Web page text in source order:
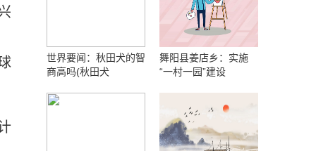
世界要闻：秋田犬的智
商高吗(秋田犬
舞阳县姜店乡：实施
“一村一园”建设